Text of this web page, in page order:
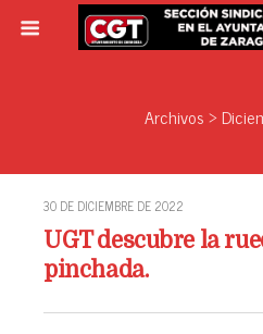
Archivos ›
30 DE DICIEMBRE DE 2022
UGT descubre la
pinchada.